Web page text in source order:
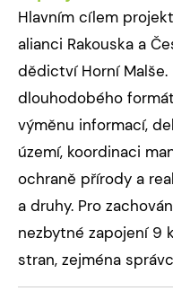
Hlavním cílem
alianci Rakouska a
dědictví Horní
dlouhodobého
výměnu informací,
území, koordinaci
ochraně přírody a
a druhy. Pro
nezbytné zapojení 9
stran, zejména